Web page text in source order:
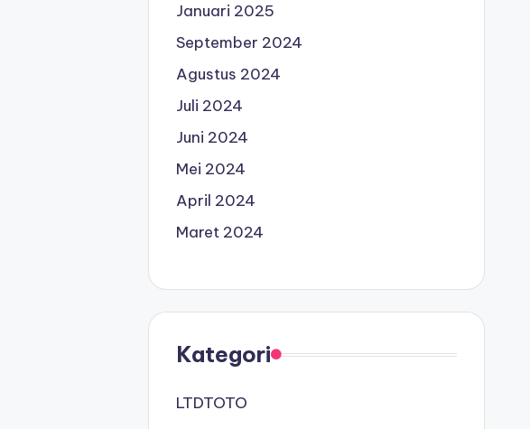
Januari 2025
September 2024
Agustus 2024
Juli 2024
Juni 2024
Mei 2024
April 2024
Maret 2024
Kategori
LTDTOTO